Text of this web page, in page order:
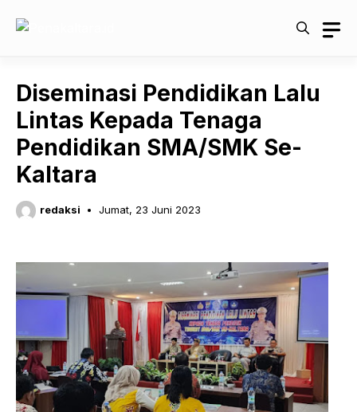
Diseminasi Pendidikan Lalu
Lintas Kepada Tenaga
Pendidikan SMA/SMK Se-
Kaltara
redaksi Jumat, 23 Juni 2023